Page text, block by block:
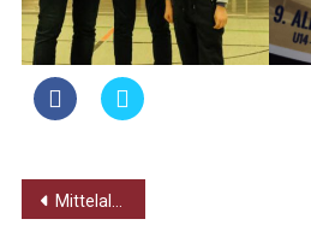
Beitragsnavigation
Mittelalterliche Stadtführung – wir für uns! PART II